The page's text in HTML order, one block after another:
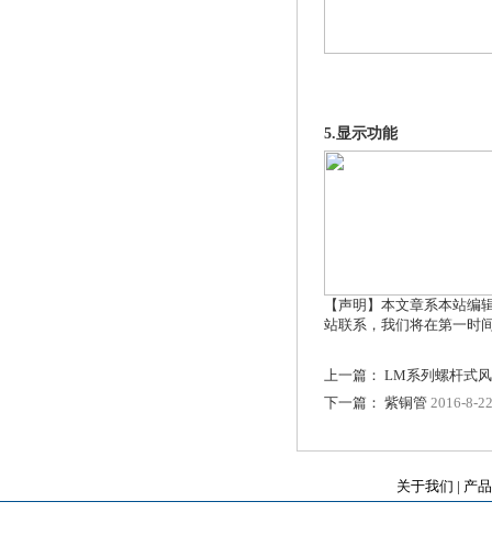
5.显示功能
【声明】本文章系本站
站联系，我们将在第一时
上一篇： LM系列螺杆式
下一篇： 紫铜管 2016-8-22
关于我们 | 产